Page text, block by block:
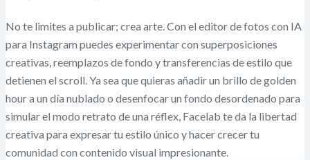
No te limites a publicar; crea arte. Con el editor de fotos con IA
para Instagram puedes experimentar con superposiciones
creativas, reemplazos de fondo y transferencias de estilo que
detienen el scroll. Ya sea que quieras añadir un brillo de golden
hour a un día nublado o desenfocar un fondo desordenado para
simular el modo retrato de una réflex, Facelab te da la libertad
creativa para expresar tu estilo único y hacer crecer tu
comunidad con contenido visual impresionante.